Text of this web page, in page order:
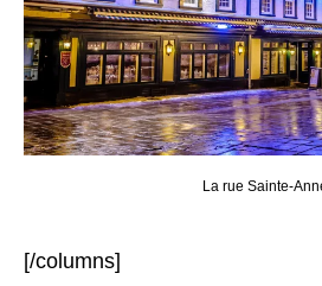
La rue Sainte-
[/columns]